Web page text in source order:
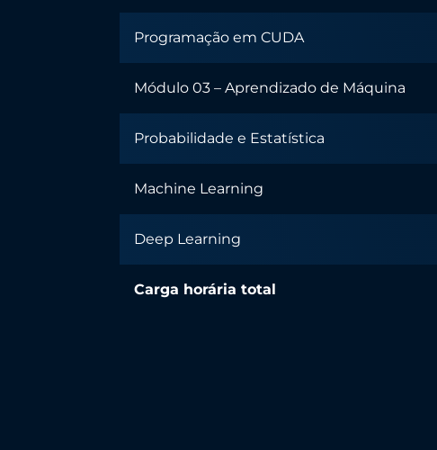
Programação em CUDA
Módulo 03 – Aprendizado de Máquina
Probabilidade e Estatística
Machine Learning
Deep Learning
Carga horária total